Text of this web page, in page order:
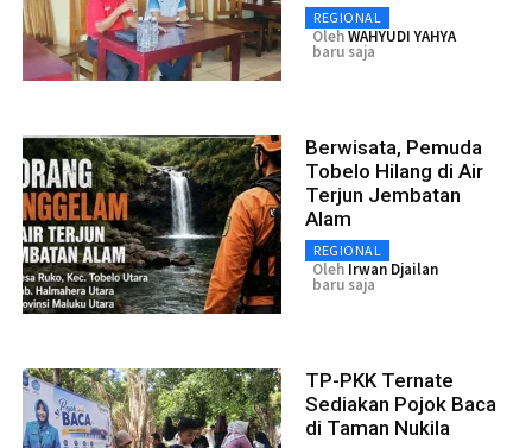
REGIONAL
OlehWAHYUDI YAHYA
baru saja
Berwisata, Pemuda
Tobelo Hilang di Air
Terjun Jembatan
Alam
REGIONAL
Oleh Irwan Djailan
baru saja
TP-PKK Ternate
Sediakan Pojok Baca
di Taman Nukila